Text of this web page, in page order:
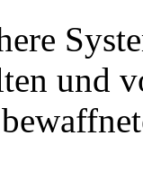
und